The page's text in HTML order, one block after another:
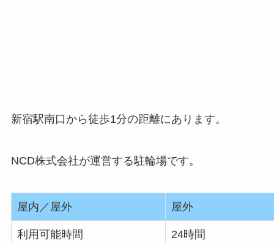
新宿駅南口から徒歩1分の距離にあります。
NCD株式会社が運営する駐輪場です。
屋内／屋外 屋外
利用可能時間 24時間